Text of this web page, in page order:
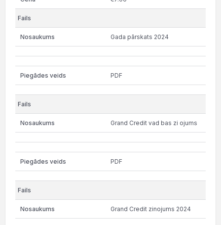
Gada pārskats 2024
PDF
Grand Credit vad bas zi ojums
PDF
Grand Credit zinojums 2024